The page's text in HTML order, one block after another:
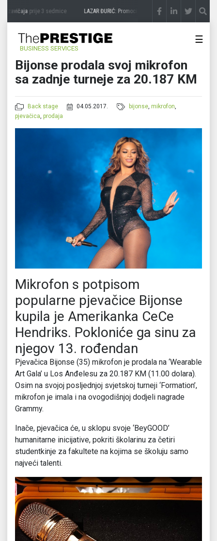
zavičajaprije 3 sedmice LAZAR ĐURIĆ: Promocija potencijal pretvara u destinaciju
BUSINESS SERVICES
☰
Bijonse prodala svoj mikrofon
sa zadnje turneje za 20.187 KM
Back stage 04.05.2017. bijonse,mikrofon,
pjevačica, prodaja
Mikrofon s potpisom
popularne pjevačice Bijonse
kupila je Amerikanka CeCe
Hendriks. Pokloniće ga sinu za
njegov 13. rođendan
Pjevačica Bijonse (35) mikrofon je prodala na ‘Wearable
Art Gala’ u Los Anđelesu za 20.187 KM (11.00 dolara).
Osim na svojoj posljednjoj svjetskoj turneji ‘Formation’,
mikrofon je imala i na ovogodišnjoj dodjeli nagrade
Grammy.
Inače, pjevačica će, u sklopu svoje ‘BeyGOOD’
humanitarne inicijative, pokriti školarinu za četiri
studentkinje za fakultete na kojima se školuju samo
najveći talenti.